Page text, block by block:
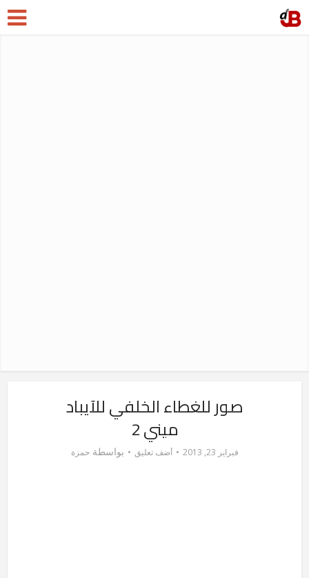
صور للغطاء الخلفي للآيباد
ميني 2
فبراير 23, 2013 أضف تعليق بواسطةحمزة